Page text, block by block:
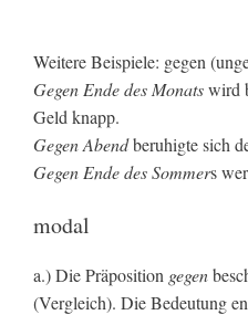
Weitere Beispiele: gegen
Gegen Ende des Monatswird
Geld knapp.
Gegen Abendberuhigte sich
Gegen Ende des Sommers
modal
a.) Die Präposition gegen
(Vergleich). Die Bedeutung